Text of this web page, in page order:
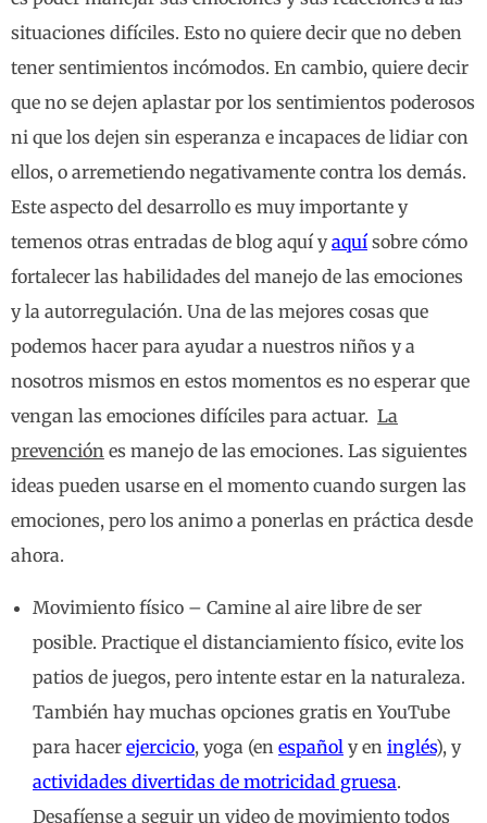
situaciones difíciles. Esto no quiere decir que no deben
tener sentimientos incómodos. En cambio, quiere decir
que no se dejen aplastar por los sentimientos poderosos
ni que los dejen sin esperanza e incapaces de lidiar con
ellos, o arremetiendo negativamente contra los demás.
Este aspecto del desarrollo es muy importante y
temenos otras entradas de blog aquí yaquí sobre cómo
fortalecer las habilidades del manejo de las emociones
y la autorregulación. Una de las mejores cosas que
podemos hacer para ayudar a nuestros niños y a
nosotros mismos en estos momentos es no esperar que
vengan las emociones difíciles para actuar. La
prevención es manejo de las emociones. Las siguientes
ideas pueden usarse en el momento cuando surgen las
emociones, pero los animo a ponerlas en práctica desde
ahora.
Movimiento físico – Camine al aire libre de ser
posible. Practique el distanciamiento físico, evite los
patios de juegos, pero intente estar en la naturaleza.
También hay muchas opciones gratis en YouTube
para hacer ejercicio, yoga (en español y en inglés), y
actividades divertidas de motricidad gruesa.
Desafíense a seguir un video de movimiento todos